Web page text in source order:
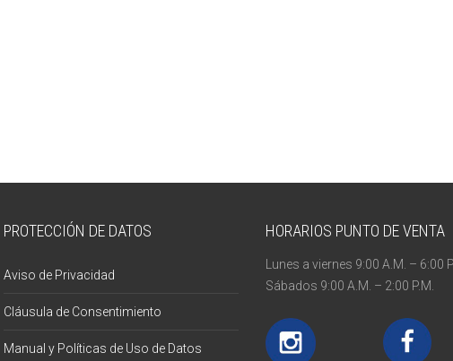
PROTECCIÓN DE DATOS
Aviso de Privacidad
Cláusula de Consentimiento
Manual y Políticas de Uso de Datos
HORARIOS PUNTO DE VENTA
Lunes a viernes 9:00 A.M. – 6:00
Sábados 9:00 A.M. – 2:00 P.M.